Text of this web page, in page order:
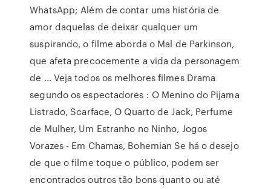
WhatsApp; Além de contar uma história de
amor daquelas de deixar qualquer um
suspirando, o filme aborda o Mal de Parkinson,
que afeta precocemente a vida da personagem
de … Veja todos os melhores filmes Drama
segundo os espectadores : O Menino do Pijama
Listrado, Scarface, O Quarto de Jack, Perfume
de Mulher, Um Estranho no Ninho, Jogos
Vorazes - Em Chamas, Bohemian Se há o desejo
de que o filme toque o público, podem ser
encontrados outros tão bons quanto ou até